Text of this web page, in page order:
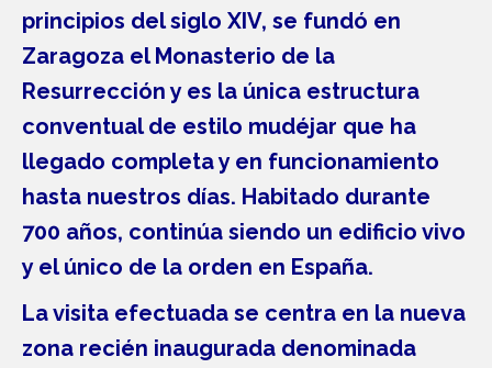
principios del siglo XIV, se fundó en
Zaragoza el Monasterio de la
Resurrección y es la única estructura
conventual de estilo mudéjar que ha
llegado completa y en funcionamiento
hasta nuestros días. Habitado durante
700 años, continúa siendo un edificio vivo
y el único de la orden en España.
La visita efectuada se centra en la nueva
zona recién inaugurada denominada